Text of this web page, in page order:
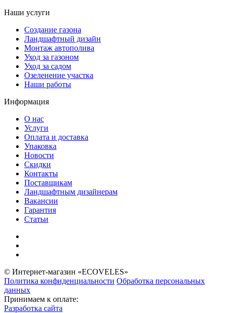
Наши услуги
Создание газона
Ландшафтный дизайн
Монтаж автополива
Уход за газоном
Уход за садом
Озеленение участка
Наши работы
Информация
О нас
Услуги
Оплата и доставка
Упаковка
Новости
Скидки
Контакты
Поставщикам
Ландшафтным дизайнерам
Вакансии
Гарантия
Статьи
© Интернет-магазин «ECOVELES»
Политика конфиденциальности Обработка персональных
данных
Принимаем к оплате:
Разработка сайта